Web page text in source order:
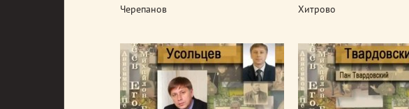
Черепанов Хитрово